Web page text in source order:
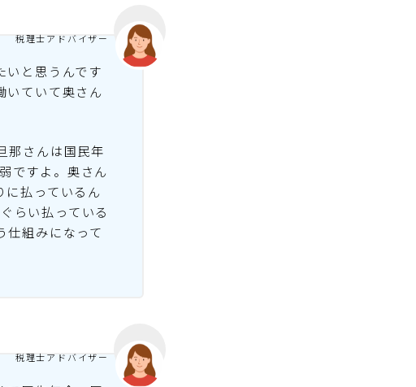
いと思うんです
いていて奥さん
那さんは国民年
ですよ。奥さん
に払っているん
らい払っている
仕組みになって
税理士アドバイザー
税理士アドバイザー